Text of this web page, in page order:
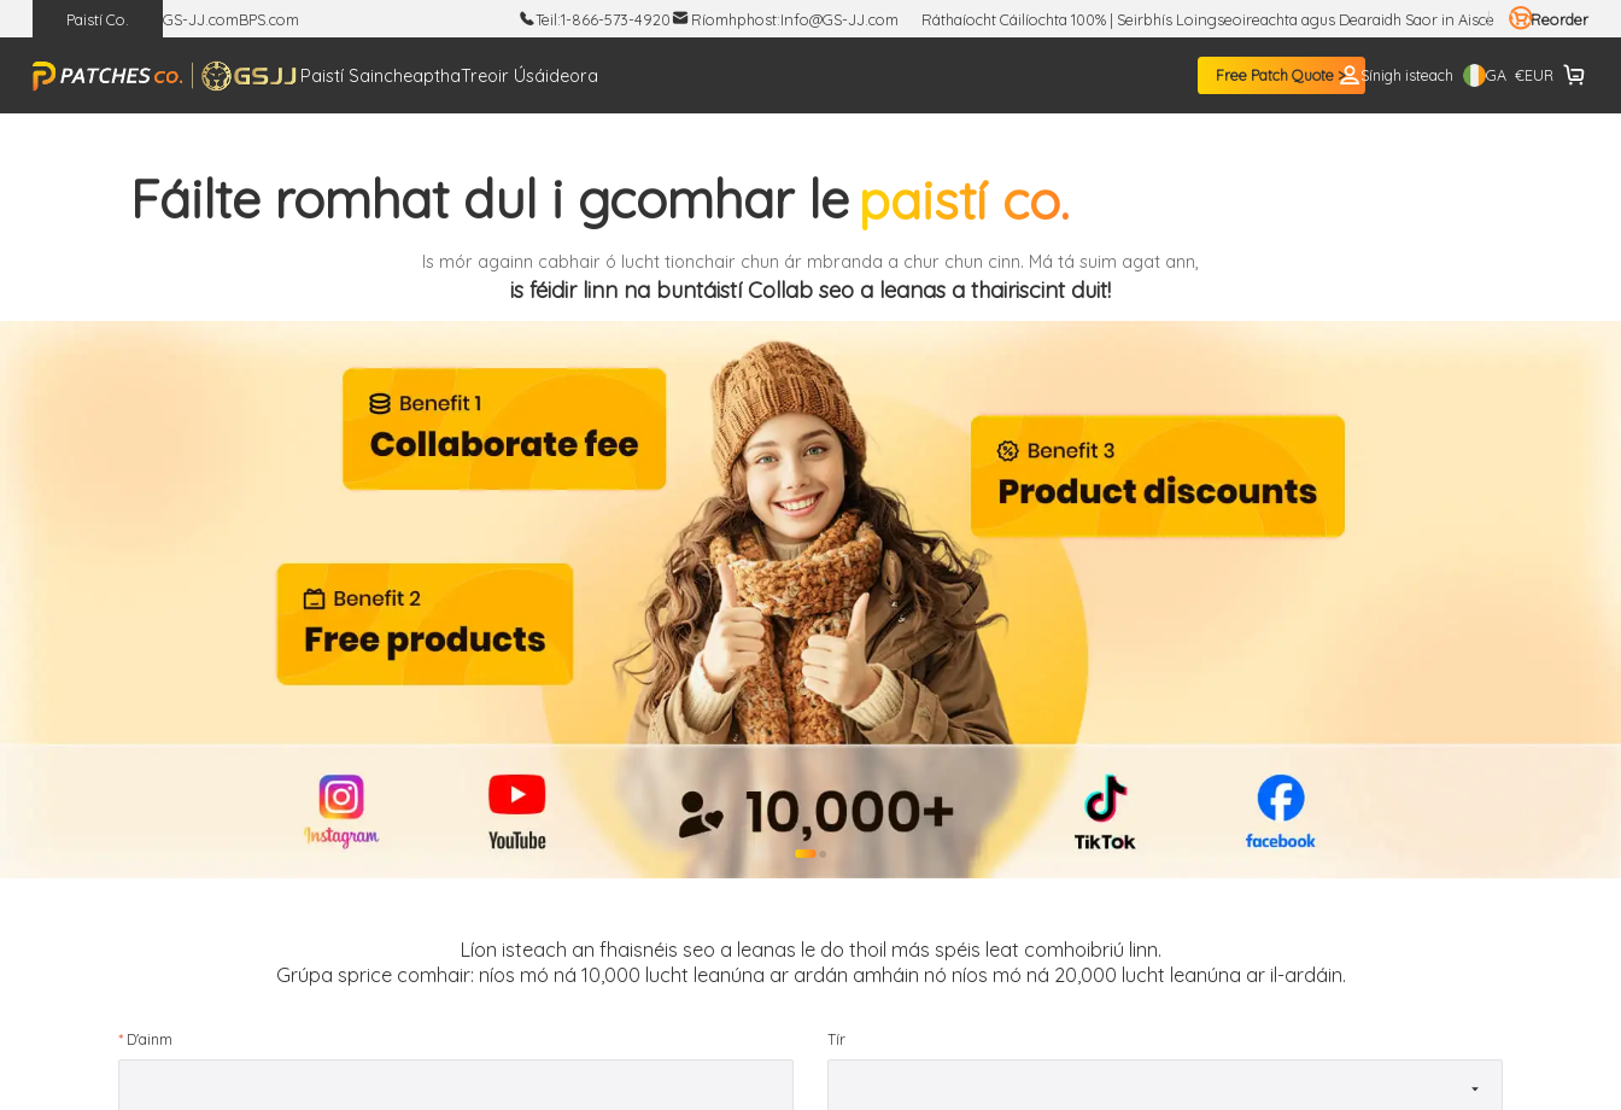
Paistí Co. GS-JJ.comBPS.com Teil:1-866-573-4920 Ríomhphost:Info@GS-JJ.com Ráthaíocht Cáilíochta 100% | Seirbhís Loingseoireachta agus Dearaidh Saor in Aisce Reorder
Paistí SaincheapthaTreoir Úsáideora Free Patch Quote > Sínigh isteach GA €EUR
Fáilte romhat dul i gcomhar le
Is mór againn cabhair ó lucht tionchair chun ár mbranda a chur chun cinn. Má tá suim agat ann,
is féidir linn na buntáistí Collab seo a leanas a thairiscint duit!
● ●
paistí co.
Líon isteach an fhaisnéis seo a leanas le do thoil más spéis leat comhoibriú linn.
Grúpa sprice comhair: níos mó ná 10,000 lucht leanúna ar ardán amháin nó níos mó ná 20,000 lucht leanúna ar il-ardáin.
* D'ainm Tír